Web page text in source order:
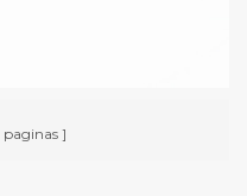
paginas